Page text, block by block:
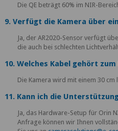
Die QE beträgt 60% im NIR-
9. Verfügt die Kamera über
Ja, der AR2020-Sensor verfügt
die auch bei schlechten
10. Welches Kabel gehört
Die Kamera wird mit einem 30
11. Kann ich die
Ja, das Hardware-Setup für Orin
Anfrage können wir Ihnen